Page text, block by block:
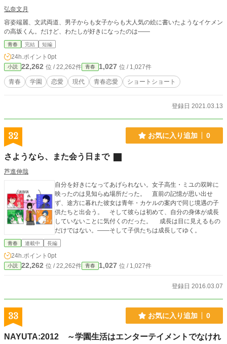
弘奈文月
容姿端麗、文武両道、男子からも女子からも大人気の絵に書いたようなイケメン
の高坂くん。だけど、わたしが好きになったのは――
青春 完結 短編
24h.ポイント 0pt
小説 22,262 位 / 22,262件 青春 1,027 位 / 1,027件
青春 学園 恋愛 現代 青春恋愛 ショートショート
登録日 2021.03.13
32 お気に入り追加 0
さようなら、また会う日まで
芦進伸哉
自分を好きになってあげられない。女子高生・ミユの双眸に
映ったのは見知らぬ場所だった。 直前の記憶が思い出せ
ず、途方に暮れた彼女は青年・カケルの案内で同じ境遇の子
供たちと出会う。 そして彼らは初めて、自分の身体が成長
していないことに気付くのだった。 成長は目に見えるもの
だけではない。――そして子供たちは成長してゆく。
青春 連載中 長編
24h.ポイント 0pt
小説 22,262 位 / 22,262件 青春 1,027 位 / 1,027件
登録日 2016.03.07
33 お気に入り追加 0
NAYUTA:2012 ～学園生活はエンターテイメントでなけれ